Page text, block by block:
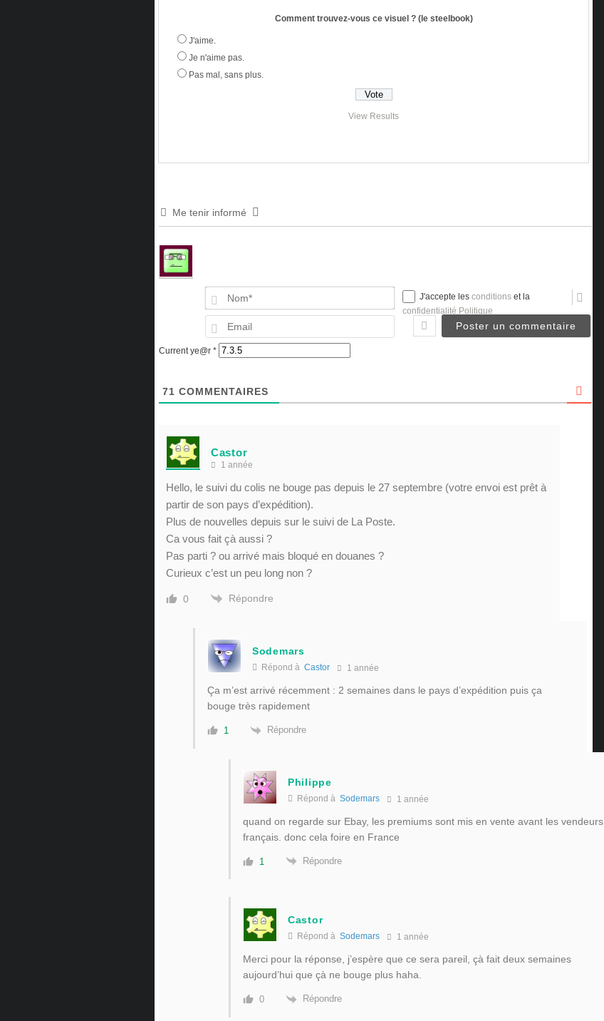
Comment trouvez-vous ce visuel ? (le steelbook)
J'aime.
Je n'aime pas.
Pas mal, sans plus.
View Results
Me tenir informé
Nom*
J'accepte les conditions et la
confidentialité Politique
Current ye@r *
71 COMMENTAIRES
Castor
1 année
Hello, le suivi du colis ne bouge pas depuis le 27 septembre (votre envoi est prêt à
partir de son pays d’expédition).
Plus de nouvelles depuis sur le suivi de La Poste.
Ca vous fait çà aussi ?
Pas parti ? ou arrivé mais bloqué en douanes ?
Curieux c’est un peu long non ?
0 Répondre
Sodemars
Répond à Castor 1 année
Ça m’est arrivé récemment : 2 semaines dans le pays d’expédition puis ça
bouge très rapidement
1 Répondre
Philippe
Répond à Sodemars 1 année
quand on regarde sur Ebay, les premiums sont mis en vente avant les vendeurs
français. donc cela foire en France
1 Répondre
Castor
Répond à Sodemars 1 année
Merci pour la réponse, j’espère que ce sera pareil, çà fait deux semaines
aujourd’hui que çà ne bouge plus haha.
0 Répondre